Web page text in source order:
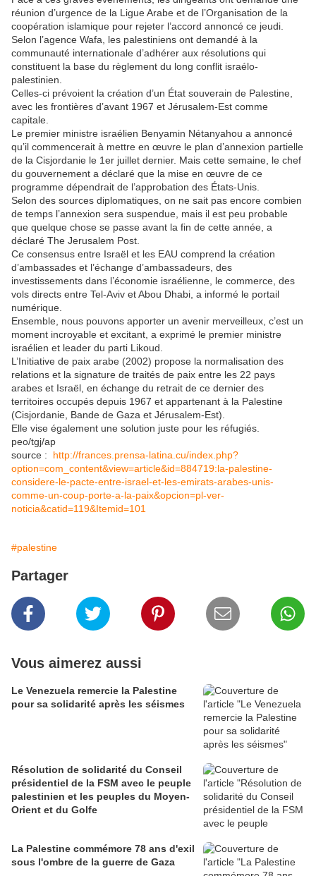
réunion d’urgence de la Ligue Arabe et de l’Organisation de la
coopération islamique pour rejeter l’accord annoncé ce jeudi.
Selon l’agence Wafa, les palestiniens ont demandé à la
communauté internationale d’adhérer aux résolutions qui
constituent la base du règlement du long conflit israélo-
palestinien.
Celles-ci prévoient la création d’un État souverain de Palestine,
avec les frontières d’avant 1967 et Jérusalem-Est comme
capitale.
Le premier ministre israélien Benyamin Nétanyahou a annoncé
qu’il commencerait à mettre en œuvre le plan d’annexion partielle
de la Cisjordanie le 1er juillet dernier. Mais cette semaine, le chef
du gouvernement a déclaré que la mise en œuvre de ce
programme dépendrait de l’approbation des États-Unis.
Selon des sources diplomatiques, on ne sait pas encore combien
de temps l’annexion sera suspendue, mais il est peu probable
que quelque chose se passe avant la fin de cette année, a
déclaré The Jerusalem Post.
Ce consensus entre Israël et les EAU comprend la création
d’ambassades et l’échange d’ambassadeurs, des
investissements dans l’économie israélienne, le commerce, des
vols directs entre Tel-Aviv et Abou Dhabi, a informé le portail
numérique.
Ensemble, nous pouvons apporter un avenir merveilleux, c’est un
moment incroyable et excitant, a exprimé le premier ministre
israélien et leader du parti Likoud.
L’Initiative de paix arabe (2002) propose la normalisation des
relations et la signature de traités de paix entre les 22 pays
arabes et Israël, en échange du retrait de ce dernier des
territoires occupés depuis 1967 et appartenant à la Palestine
(Cisjordanie, Bande de Gaza et Jérusalem-Est).
Elle vise également une solution juste pour les réfugiés.
peo/tgj/ap
source : http://frances.prensa-latina.cu/index.php?
option=com_content&view=article&id=884719:la-palestine-
considere-le-pacte-entre-israel-et-les-emirats-arabes-unis-
comme-un-coup-porte-a-la-paix&opcion=pl-ver-
noticia&catid=119&Itemid=101
#palestine
Partager
Vous aimerez aussi
Le Venezuela remercie la Palestine
pour sa solidarité après les séismes
Résolution de solidarité du Conseil
présidentiel de la FSM avec le peuple
palestinien et les peuples du Moyen-
Orient et du Golfe
La Palestine commémore 78 ans d'exil
sous l'ombre de la guerre de Gaza